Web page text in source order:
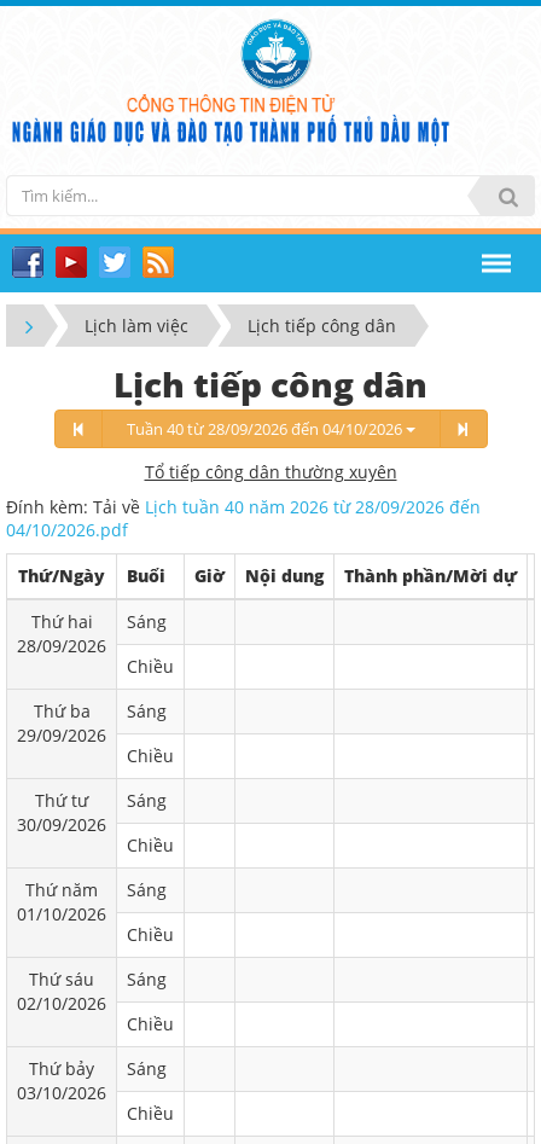
Lịch làm việc Lịch tiếp công dân
Lịch tiếp công dân
Tuần 40 từ 28/09/2026 đến 04/10/2026
Tổ tiếp công dân thường xuyên
Đính kèm: Tải về Lịch tuần 40 năm 2026 từ 28/09/2026 đến
04/10/2026.pdf
Thứ/Ngày
Buổi Giờ Nội dung Thành phần/Mời dự
Thứ hai
28/09/2026
Sáng
Chiều
Thứ ba
29/09/2026
Sáng
Chiều
Thứ tư
30/09/2026
Sáng
Chiều
Thứ năm
01/10/2026
Sáng
Chiều
Thứ sáu
02/10/2026
Sáng
Chiều
Thứ bảy
03/10/2026
Sáng
Chiều